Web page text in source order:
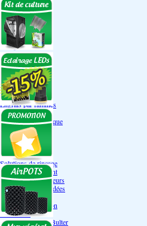
Box par marque
Hortibox
Homebox
Dark Room II
GrowLab
Box par taille
Box 40 cm
Box 60 cm
Box 80-90 cm
Box 120 cm
Autres tailles Box
Box double étages
Engrais par familles
Engrais terre
Engrais hydroponique
Engrais-Coco
Boosters
Engrais Pack
Enzymes
Solutions de rinçage
Promotion Discount
Accessoires et doseurs
Engrais pour orchidées
Correcteurs PH
Extraction/Intraction
Ventilation
Ioniseur d'air -AirBulter